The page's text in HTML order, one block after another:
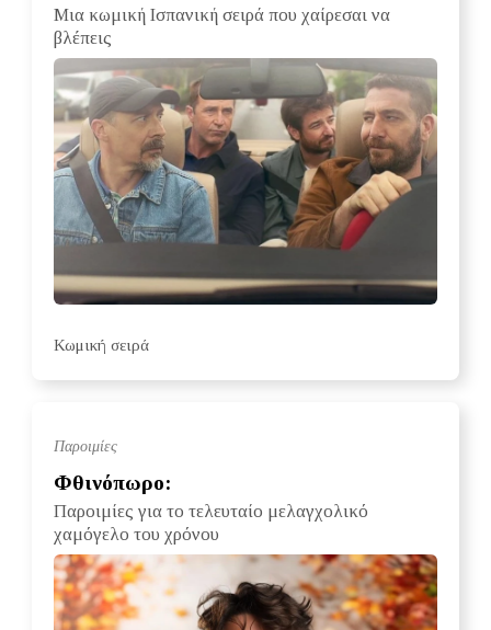
Μια κωμική Ισπανική σειρά που χαίρεσαι να
βλέπεις
Κωμική σειρά
Παροιμίες
Φθινόπωρο:
Παροιμίες για το τελευταίο μελαγχολικό
χαμόγελο του χρόνου